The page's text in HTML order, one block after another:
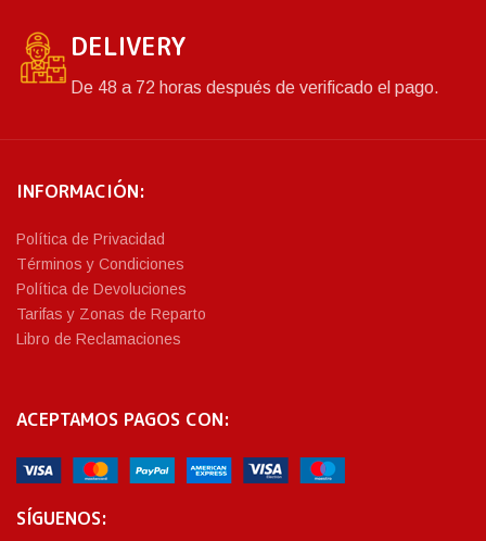
DELIVERY
De 48 a 72 horas después de verificado el pago.
INFORMACIÓN:
Política de Privacidad
Términos y Condiciones
Política de Devoluciones
Tarifas y Zonas de Reparto
Libro de Reclamaciones
ACEPTAMOS PAGOS CON:
SÍGUENOS: